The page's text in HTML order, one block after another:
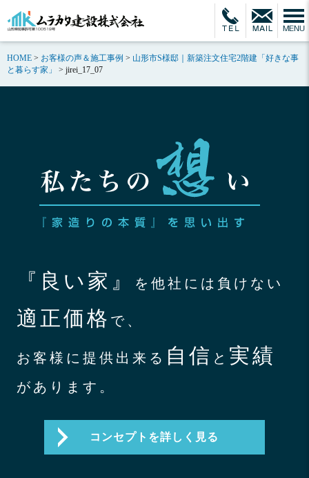
HOME > お客様の声＆施工事例 > 山形市S様邸｜新築注文住宅2階建「好きな事
と暮らす家」
> jirei_17_07
『良い家』 を他社には負けない
適正価格 で、
お客様に提供出来る 自信 と 実績
があります。
コンセプトを詳しく見る